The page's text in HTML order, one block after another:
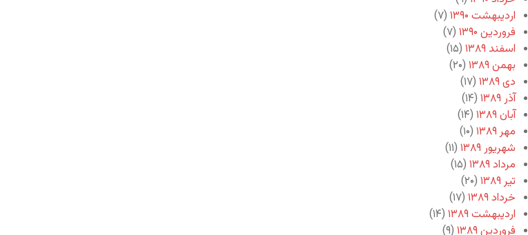
اردیبهشت ۱۳۹۰
(۷)
فروردین ۱۳۹۰
(۷)
اسفند ۱۳۸۹
(۱۵)
بهمن ۱۳۸۹
(۲۰)
دی ۱۳۸۹
(۱۷)
آذر ۱۳۸۹
(۱۴)
آبان ۱۳۸۹
(۱۴)
مهر ۱۳۸۹
(۱۰)
شهریور ۱۳۸۹
(۱۱)
مرداد ۱۳۸۹
(۱۵)
تیر ۱۳۸۹
(۲۰)
خرداد ۱۳۸۹
(۱۷)
اردیبهشت ۱۳۸۹
(۱۴)
فروردین ۱۳۸۹
(۹)